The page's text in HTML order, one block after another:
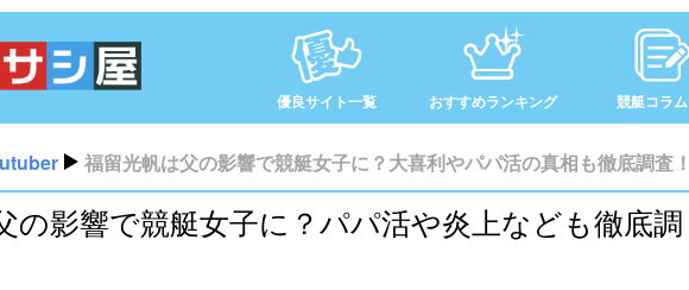
優良サイト一覧 おすすめランキング 競艇コラム
福留光帆は父の影響で競艇女子に？大喜利やパパ活の真相も徹底調査！
の影響で競艇女子に？パパ活や炎上なども徹底調